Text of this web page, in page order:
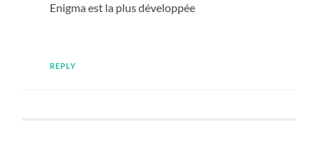
Enigma est la plus développée
REPLY